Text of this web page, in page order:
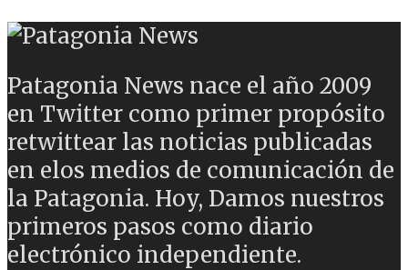
Patagonia News nace el año 2009
en Twitter como primer propósito
retwittear las noticias publicadas
en elos medios de comunicación de
la Patagonia. Hoy, Damos nuestros
primeros pasos como diario
electrónico independiente.